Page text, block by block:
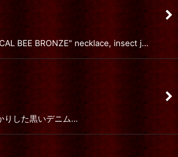
BEE BRONZE" necklace, insect j…
りした黒いデニム…